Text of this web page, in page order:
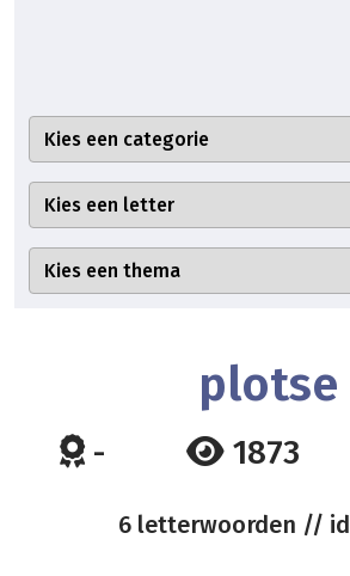
plotse
- 1873
6 letterwoorden // id